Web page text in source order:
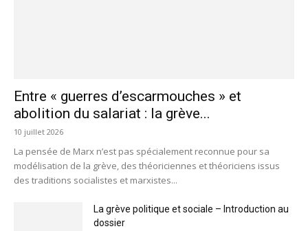
Entre « guerres d’escarmouches » et
abolition du salariat : la grève...
10 juillet 2026
La pensée de Marx n’est pas spécialement reconnue pour sa
modélisation de la grève, des théoriciennes et théoriciens issus
des traditions socialistes et marxistes...
La grève politique et sociale – Introduction au
dossier